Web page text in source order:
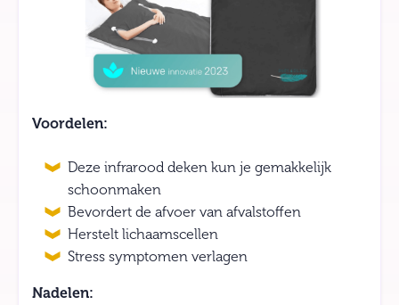
Voordelen:
Deze infrarood deken kun je gemakkelijk
schoonmaken
Bevordert de afvoer van afvalstoffen
Herstelt lichaamscellen
Stress symptomen verlagen
Nadelen: